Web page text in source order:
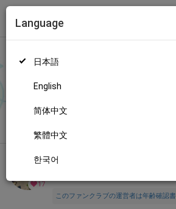
トップ
Language
日本語
English
简体中文
繁體中文
한국어
が応援しています。
なコンテンツをお楽しみいた
17
全年齢向け
このファンクラブの運営者は年齢確認